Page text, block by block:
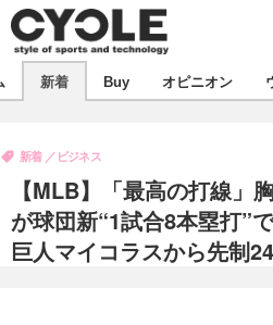
製品/用品
飲食
コラム
ボイス
デバイス
ビジネス
海外
スポーツ
短信
イベント
新着 Buy オピニオン
【MLB】「最高の打線
が球団新“1試合8本塁打
巨人マイコラスから先制
新着 ビジネス